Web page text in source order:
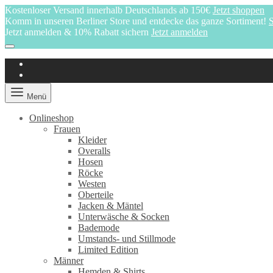
Kostenloser Versand innerhalb Deutschlands ab 150€ Jetzt shoppen
Komm in unseren Berliner Store und entdecke das ganze Sortiment!
Jetzt anmelden & 10% Rabatt sichern Jetzt anmelden
Menü
Onlineshop
Frauen
Kleider
Overalls
Hosen
Röcke
Westen
Oberteile
Jacken & Mäntel
Unterwäsche & Socken
Bademode
Umstands- und Stillmode
Limited Edition
Männer